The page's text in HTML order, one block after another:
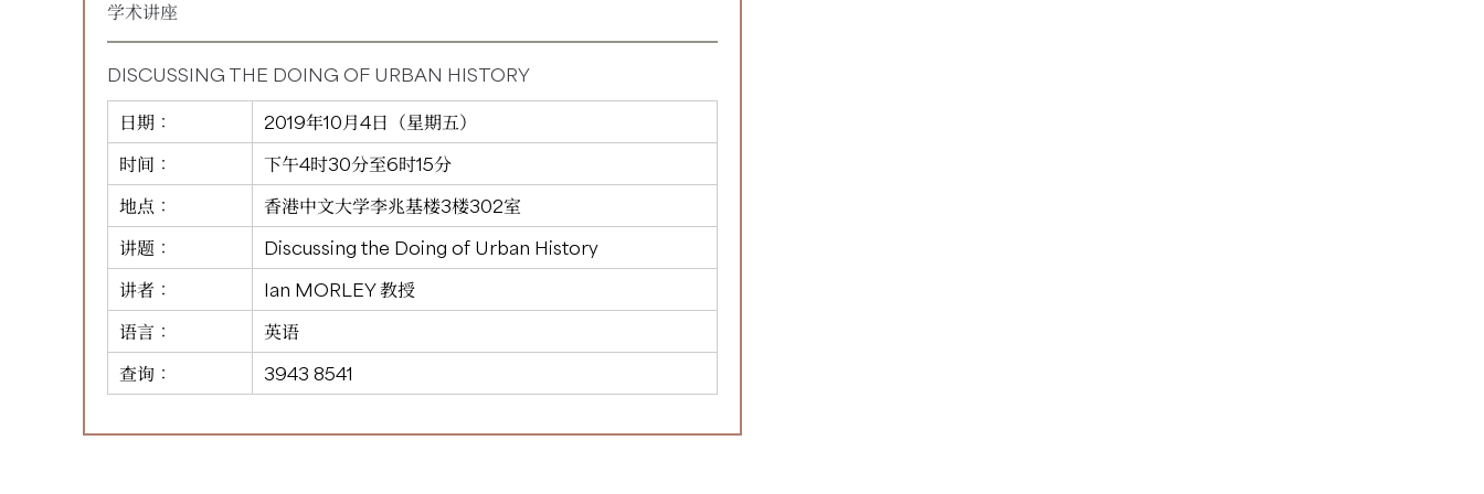
学术讲座
DISCUSSING THE DOING OF URBAN HISTORY
日期：
2019年10月4日（星期五）
时间：
下午4时30分至6时15分
地点：
香港中文大学李兆基楼3楼302室
讲题：
Discussing the Doing of Urban History
讲者：
Ian MORLEY 教授
语言：
英语
查询：
3943 8541